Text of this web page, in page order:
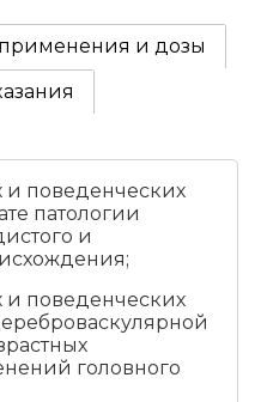
и дозы
и поведенческих
патологии
и
и поведенческих
головного